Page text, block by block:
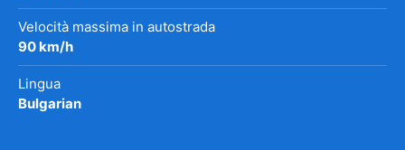
Velocità massima in autostrada
90 km/h
Lingua
Bulgarian